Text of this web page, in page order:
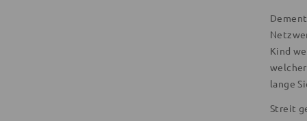
Kind
lange
Streit